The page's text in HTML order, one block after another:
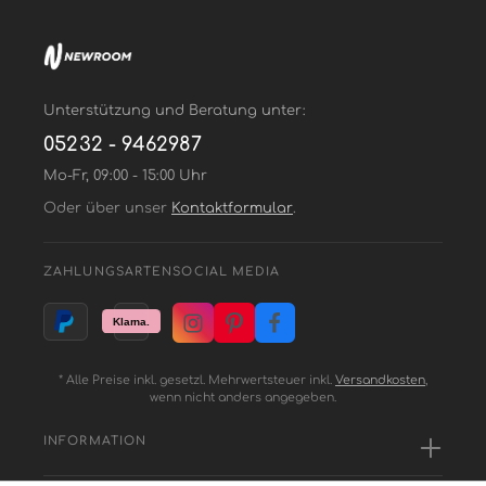
Unterstützung und Beratung unter:
05232 - 9462987
Mo-Fr, 09:00 - 15:00 Uhr
Oder über unser Kontaktformular.
ZAHLUNGSARTEN SOCIAL MEDIA
* Alle Preise inkl. gesetzl. Mehrwertsteuer inkl. Versandkosten,
wenn nicht anders angegeben.
INFORMATION